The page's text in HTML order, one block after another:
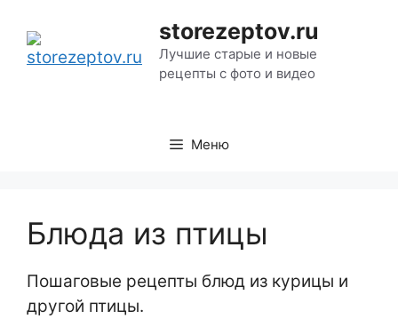
содержимому
storezeptov.ru
Лучшие старые и новые
рецепты с фото и видео
Меню
Блюда из птицы
Пошаговые рецепты блюд из курицы и
другой птицы.